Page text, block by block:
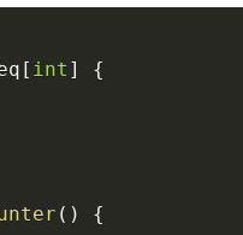
[ int ]
{
( )
{